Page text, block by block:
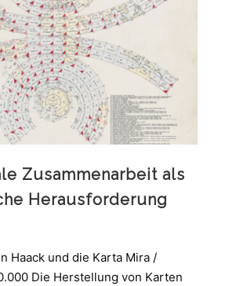
Zusammenarbeit als
Herausforderung
Haack und die Karta Mira /
Die Herstellung von Karten